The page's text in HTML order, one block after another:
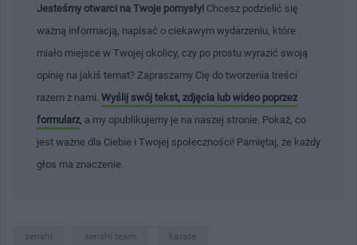
Jesteśmy otwarci na Twoje pomysły! Chcesz podzielić się
ważną informacją, napisać o ciekawym wydarzeniu, które
miało miejsce w Twojej okolicy, czy po prostu wyrazić swoją
opinię na jakiś temat? Zapraszamy Cię do tworzenia treści
razem z nami. Wyślij swój tekst, zdjęcia lub wideo poprzez
formularz , a my opublikujemy je na naszej stronie. Pokaż, co
jest ważne dla Ciebie i Twojej społeczności! Pamiętaj, że każdy
głos ma znaczenie.
senshi senshi team karate